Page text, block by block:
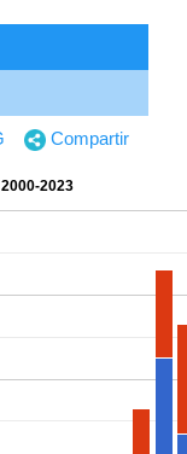
Compartir
2023